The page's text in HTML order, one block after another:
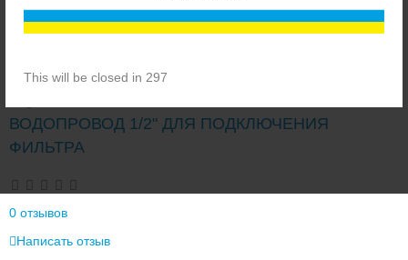
This will be closed in 297
ВОДОПРОВОД 1/2" ДЛЯ ПОДКЛЮЧЕНИЯ
ФИЛЬТРА
0 отзывов
Написать отзыв